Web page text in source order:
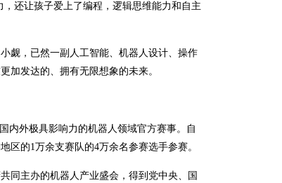
还让孩子爱上了编程，逻辑思维能力和自主
觑，已然一副人工智能、机器人设计、操作
加发达的、拥有无限想象的未来。
内外极具影响力的机器人领域官方赛事。自
区的1万余支赛队的4万余名参赛选手参赛。
同主办的机器人产业盛会，得到党中央、国